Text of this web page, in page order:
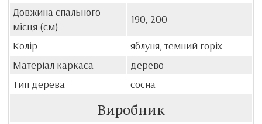
Довжина спального
місця (см)
190, 200
Колір
яблуня, темний горіх
Матеріал каркаса
дерево
Тип дерева
сосна
Виробник